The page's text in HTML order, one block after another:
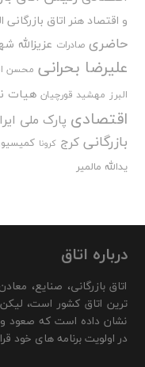
و اقتصاد هنر اتاق بازرگانی
حاضری صادرات عزیزالله
علیرضا بحرانی محسن
البرز مهشید قورچیان هیات
اقتصادی پارک ملی
بازرگانی کرج کرونا
یدالله مالمیر
درباره اتاق
اتاق بازرگانی، صنایع،
ترین اتاق کشور است،
نشان داده است که صعود و
در اولویت برنامه های خود